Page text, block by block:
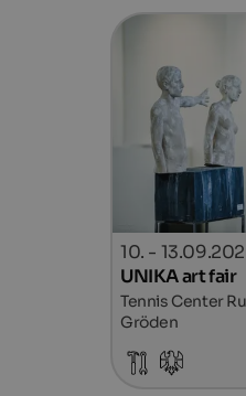
10. -
UNIKA art fair
Tennis Center
Gröden